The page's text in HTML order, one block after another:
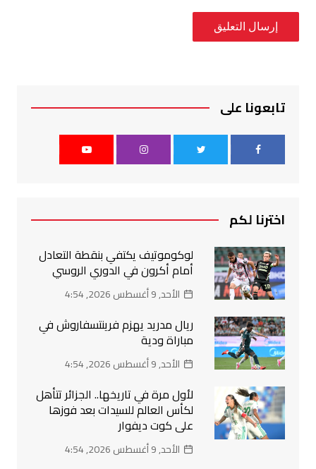
تابعونا على
اخترنا لكم
لوكوموتيف يكتفي بنقطة التعادل
أمام أكرون في الدوري الروسي
الأحد, 9 أغسطس 2026, 4:54
ريال مدريد يهزم فرينتسفاروش في
مباراة ودية
الأحد, 9 أغسطس 2026, 4:54
لأول مرة في تاريخها.. الجزائر تتأهل
لكأس العالم للسيدات بعد فوزها
على كوت ديفوار
الأحد, 9 أغسطس 2026, 4:54